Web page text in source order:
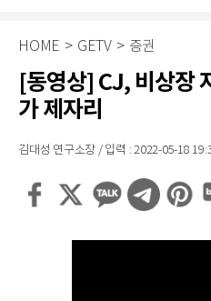
HOME > GETV > 증권
[동영상] CJ, 비상장
가 제자리
김대성 연구소장 / 입력 : 2022-05-18